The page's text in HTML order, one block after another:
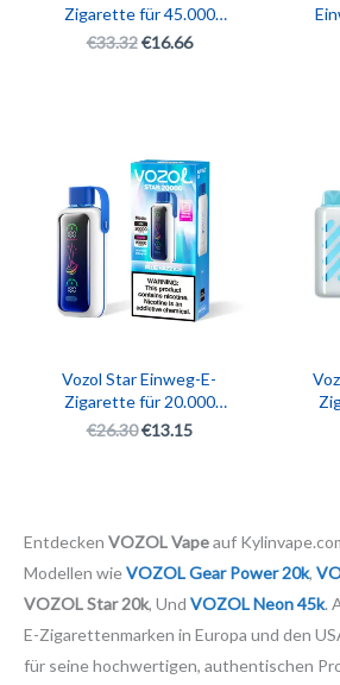
Zigarette für 45.000
Züge | Einstellbarer Eis-
€33.32 €16.66
Vozol Star Einweg-E-
Zigarette für 20.000
Züge |
€26.30
war:
€26.30
€13.15
ist:
€13.15.
Entdecken VOZOL Vapeauf
Modellen wieVOZOL Gear Power 20k,
VOZOL Star 20k, Und VOZOL Neon 45k.
E-Zigarettenmarken in Europa und den
für seine hochwertigen, authentischen